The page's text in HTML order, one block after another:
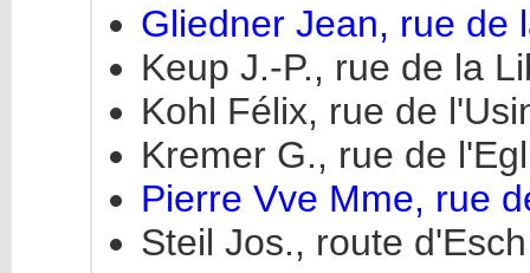
Gliedner Jean, rue de
Keup J.-P., rue de la
Kohl Félix, rue de
Kremer G., rue de
Pierre Vve Mme, rue
Steil Jos., route